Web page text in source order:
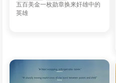
五百美金一枚勋章换来奸雄中的
英雄